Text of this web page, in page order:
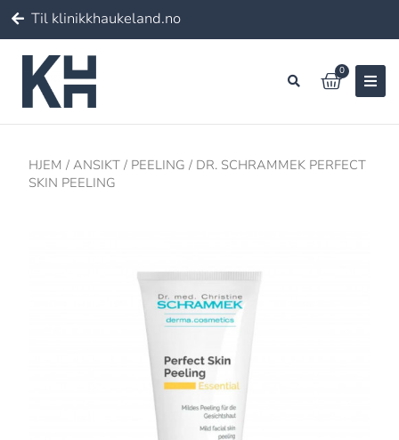
Til klinikkhaukeland.no
0
HJEM /ANSIKT / PEELING / DR. SCHRAMMEK PERFECT
SKIN PEELING